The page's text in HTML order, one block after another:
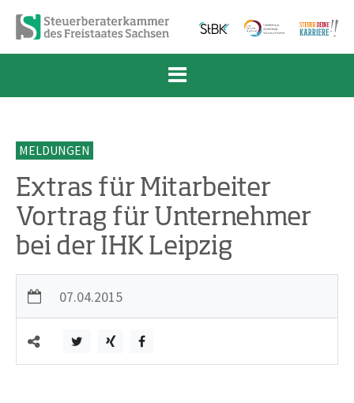
Zum Inhalt springen
Zur Navigation springen
Zum Fußbereich und Kontakt springen
MELDUNGEN
Extras für Mitarbeiter 
Vortrag für Unternehmer
bei der IHK Leipzig
07.04.2015